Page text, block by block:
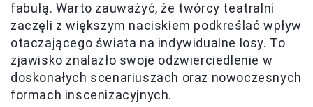
fabułą. Warto zauważyć, że twórcy teatralni
zaczęli z większym naciskiem podkreślać wpływ
otaczającego świata na indywidualne losy. To
zjawisko znalazło swoje odzwierciedlenie w
doskonałych scenariuszach oraz nowoczesnych
formach inscenizacyjnych.